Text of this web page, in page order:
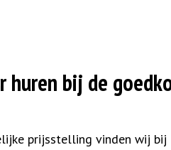
huren bij de
prijsstelling vinden wij bij